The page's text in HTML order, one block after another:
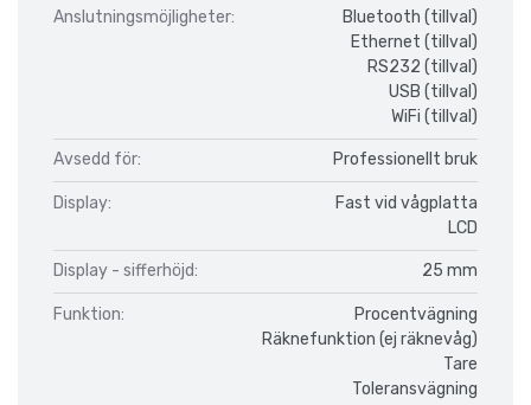
Anslutningsmöjligheter:
Bluetooth (tillval)
Ethernet (tillval)
RS232 (tillval)
USB (tillval)
WiFi (tillval)
Avsedd för: Professionellt bruk
Display:
Fast vid vågplatta
LCD
Display - sifferhöjd: 25 mm
Funktion:
Procentvägning
Räknefunktion (ej räknevåg)
Tare
Toleransvägning